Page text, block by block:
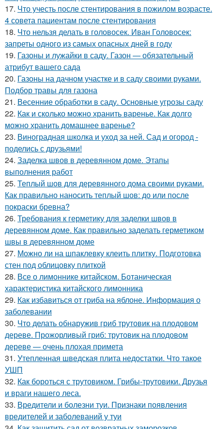
17. Что учесть после стентирования в пожилом возрасте.
4 совета пациентам после стентирования
18. Что нельзя делать в головосек. Иван Головосек:
запреты одного из самых опасных дней в году
19. Газоны и лужайки в саду. Газон — обязательный
атрибут вашего сада
20. Газоны на дачном участке и в саду своими руками.
Подбор травы для газона
21. Весенние обработки в саду. Основные угрозы саду
22. Как и сколько можно хранить варенье. Как долго
можно хранить домашнее варенье?
23. Виноградная школка и уход за ней. Сад и огород -
поделись с друзьями!
24. Заделка швов в деревянном доме. Этапы
выполнения работ
25. Теплый шов для деревянного дома своими руками.
Как правильно наносить теплый шов: до или после
покраски бревна?
26. Требования к герметику для заделки швов в
деревянном доме. Как правильно заделать герметиком
швы в деревянном доме
27. Можно ли на шпаклевку клеить плитку. Подготовка
стен под облицовку плиткой
28. Все о лимоннике китайском. Ботаническая
характеристика китайского лимонника
29. Как избавиться от гриба на яблоне. Информация о
заболевании
30. Что делать обнаружив гриб трутовик на плодовом
дереве. Прожорливый гриб: трутовик на плодовом
дереве — очень плохая примета
31. Утепленная шведская плита недостатки. Что такое
УШП
32. Как бороться с трутовиком. Грибы-трутовики. Друзья
и враги нашего леса.
33. Вредители и болезни туи. Признаки появления
вредителей и заболеваний у туи